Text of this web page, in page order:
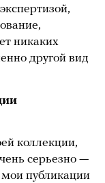
никаких
другой вид
коллекции,
серьезно —
мои публикации